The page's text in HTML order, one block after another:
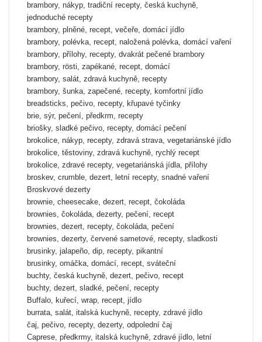
brambory, nákyp, tradiční recepty, česká kuchyně,
jednoduché recepty
brambory, plněné, recept, večeře, domácí jídlo
brambory, polévka, recept, naložená polévka, domácí vaření
brambory, přílohy, recepty, dvakrát pečené brambory
brambory, rösti, zapékané, recept, domácí
brambory, salát, zdravá kuchyně, recepty
brambory, šunka, zapečené, recepty, komfortní jídlo
breadsticks, pečivo, recepty, křupavé tyčinky
brie, sýr, pečení, předkrm, recepty
briošky, sladké pečivo, recepty, domácí pečení
brokolice, nákyp, recepty, zdravá strava, vegetariánské jídlo
brokolice, těstoviny, zdravá kuchyně, rychlý recept
brokolice, zdravé recepty, vegetariánská jídla, přílohy
broskev, crumble, dezert, letní recepty, snadné vaření
Broskvové dezerty
brownie, cheesecake, dezert, recept, čokoláda
brownies, čokoláda, dezerty, pečení, recept
brownies, dezert, recepty, čokoláda, pečení
brownies, dezerty, červené sametové, recepty, sladkosti
brusinky, jalapeño, dip, recepty, pikantní
brusinky, omáčka, domácí, recept, sváteční
buchty, česká kuchyně, dezert, pečivo, recept
buchty, dezert, sladké, pečení, recepty
Buffalo, kuřecí, wrap, recept, jídlo
burrata, salát, italská kuchyně, recepty, zdravé jídlo
čaj, pečivo, recepty, dezerty, odpolední čaj
Caprese, předkrmy, italská kuchyně, zdravé jídlo, letní